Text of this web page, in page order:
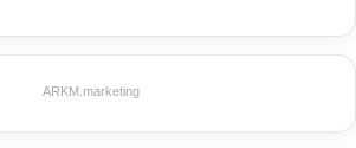
ARKM.marketing